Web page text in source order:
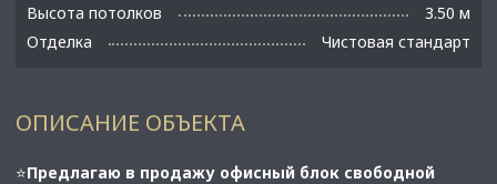
Высота потолков
3.50 м
Отделка
Чистовая стандарт
ОПИСАНИЕ ОБЪЕКТА
⭐Предлагаю в продажу офисный блок свободной